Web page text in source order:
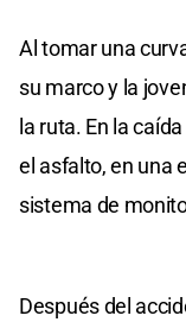
Al tomar una
su marco y la
la ruta. En la
el asfalto, en una
sistema de
Después del